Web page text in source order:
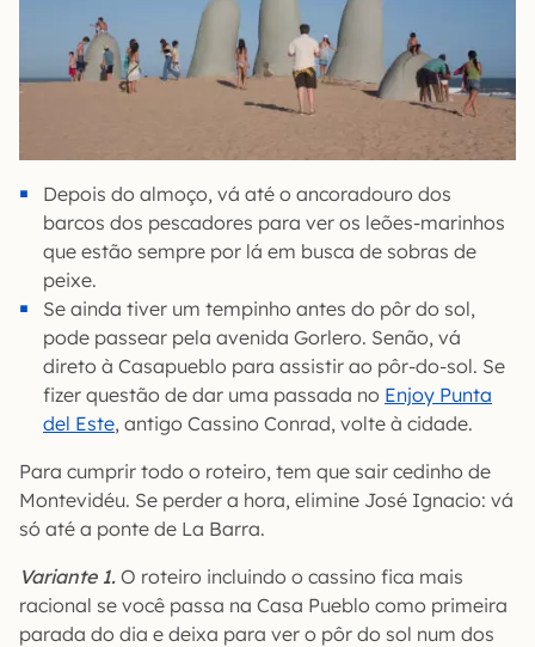
Depois do almoço, vá até o ancoradouro dos
barcos dos pescadores para ver os leões-marinhos
que estão sempre por lá em busca de sobras de
peixe.
Se ainda tiver um tempinho antes do pôr do sol,
pode passear pela avenida Gorlero. Senão, vá
direto à Casapueblo para assistir ao pôr-do-sol. Se
fizer questão de dar uma passada no Enjoy Punta
del Este, antigo Cassino Conrad, volte à cidade.
Para cumprir todo o roteiro, tem que sair cedinho de
Montevidéu. Se perder a hora, elimine José Ignacio: vá
só até a ponte de La Barra.
Variante 1. O roteiro incluindo o cassino fica mais
racional se você passa na Casa Pueblo como primeira
parada do dia e deixa para ver o pôr do sol num dos